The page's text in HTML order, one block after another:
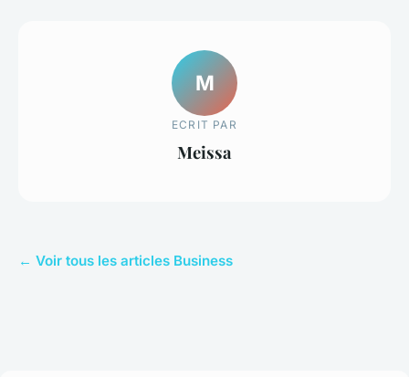
M
ECRIT PAR
Meissa
← Voir tous les articles Business